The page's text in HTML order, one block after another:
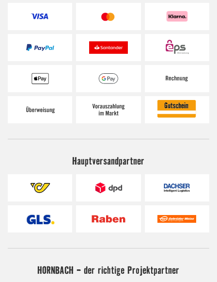
Hauptversandpartner
HORNBACH - der richtige Projektpartner